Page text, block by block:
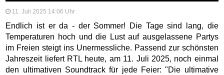
11. Juli 2025 14:06 Uhr
Endlich ist er da - der Sommer! Die Tage sind lang, die
Temperaturen hoch und die Lust auf ausgelassene Partys
im Freien steigt ins Unermessliche. Passend zur schönsten
Jahreszeit liefert RTL heute, am 11. Juli 2025, noch einmal
den ultimativen Soundtrack für jede Feier: "Die ultimative